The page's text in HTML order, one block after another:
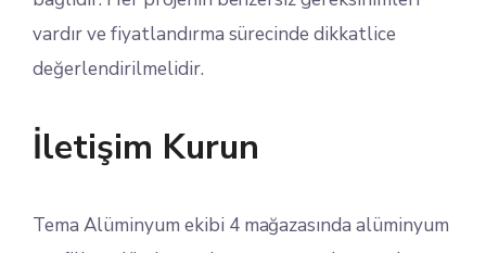
vardır ve fiyatlandırma sürecinde dikkatlice
değerlendirilmelidir.
İletişim Kurun
Tema Alüminyum ekibi 4 mağazasında alüminyum